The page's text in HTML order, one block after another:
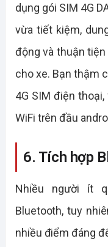
dụng gói SIM 4G
vừa tiết kiệm,
động và thuận
cho xe. Bạn thậm
4G SIM điện
WiFi trên đầu
6. Tích hợp
Nhiều người ít
Bluetooth, tuy
nhiều điểm đáng